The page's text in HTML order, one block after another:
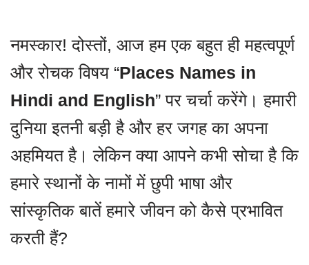
नमस्कार! दोस्तों, आज हम एक बहुत ही महत्वपूर्ण
और रोचक विषय “Places Names in
Hindi and English” पर चर्चा करेंगे। हमारी
दुनिया इतनी बड़ी है और हर जगह का अपना
अहमियत है। लेकिन क्या आपने कभी सोचा है कि
हमारे स्थानों के नामों में छुपी भाषा और
सांस्कृतिक बातें हमारे जीवन को कैसे प्रभावित
करती हैं?